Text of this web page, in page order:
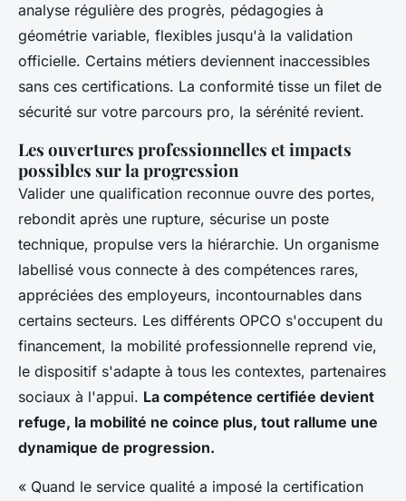
analyse régulière des progrès, pédagogies à
géométrie variable, flexibles jusqu'à la validation
officielle. Certains métiers deviennent inaccessibles
sans ces certifications. La conformité tisse un filet de
sécurité sur votre parcours pro, la sérénité revient.
Les ouvertures professionnelles et impacts
possibles sur la progression
Valider une qualification reconnue ouvre des portes,
rebondit après une rupture, sécurise un poste
technique, propulse vers la hiérarchie. Un organisme
labellisé vous connecte à des compétences rares,
appréciées des employeurs, incontournables dans
certains secteurs. Les différents OPCO s'occupent du
financement, la mobilité professionnelle reprend vie,
le dispositif s'adapte à tous les contextes, partenaires
sociaux à l'appui. La compétence certifiée devient
refuge, la mobilité ne coince plus, tout rallume une
dynamique de progression.
« Quand le service qualité a imposé la certification